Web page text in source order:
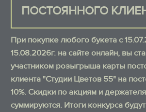
ПОСТОЯННОГО
При покупке любого букета с
15.08.2026г. на сайте онлайн, вы
участником розыгрыша карты
клиента "Студии Цветов 55" на
10%. Скидки по акциям и
суммируются. Итоги конкурса